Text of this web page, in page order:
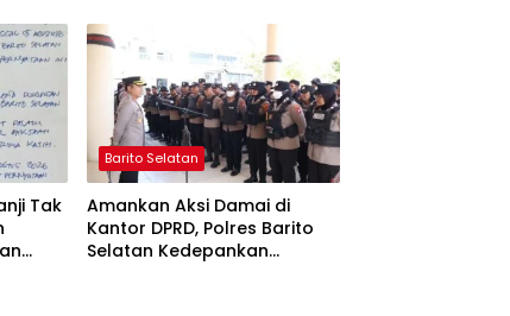
Tak
Barito Selatan
Amankan Aksi Damai di
Kantor DPRD, Polres Barito
Selatan Kedepankan